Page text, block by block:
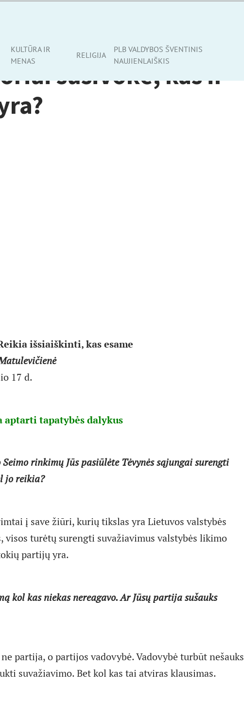
KULTŪRA IR
MENAS
RELIGIJA
PLB VALDYBOS ŠVENTINIS
NAUJIENLAIŠKIS
susivokė, kas ir
išsiaiškinti, kas esame
17 d.
aptarti tapatybės dalykus
rinkimų Jūs pasiūlėte Tėvynės sąjungai surengti
jo reikia?
į save žiūri, kurių tikslas yra Lietuvos valstybės
turėtų surengti suvažiavimus valstybės likimo
partijų yra.
kol kas niekas nereagavo. Ar Jūsų partija sušauks
partija, o partijos vadovybė. Vadovybė turbūt nešauks
suvažiavimo. Bet kol kas tai atviras klausimas.